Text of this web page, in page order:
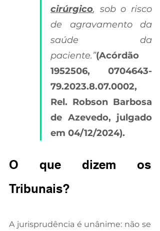
cirúrgico, sob o risco
de agravamento da
saúde da
paciente.”(Acórdão
1952506, 0704643-
79.2023.8.07.0002,
Rel. Robson Barbosa
de Azevedo, julgado
em 04/12/2024).
O que dizem os
Tribunais?
A jurisprudência é unânime: não se